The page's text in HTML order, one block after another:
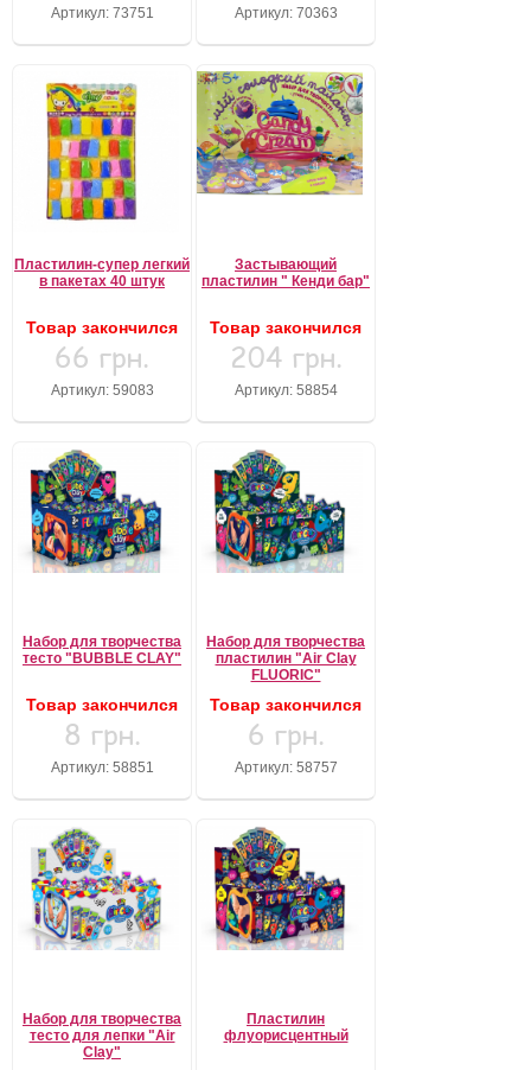
Артикул: 73751 Артикул: 70363
Пластилин-супер легкий
в пакетах 40 штук
Товар закончился
66 грн.
Артикул: 59083
Застывающий
пластилин " Кенди бар"
Товар закончился
204 грн.
Артикул: 58854
Набор для творчества
тесто "BUBBLE CLAY"
Товар закончился
8 грн.
Артикул: 58851
Набор для творчества
пластилин "Air Clay
FLUORIC"
Товар закончился
6 грн.
Артикул: 58757
Набор для творчества
тесто для лепки "Air
Clay"
Пластилин
флуорисцентный